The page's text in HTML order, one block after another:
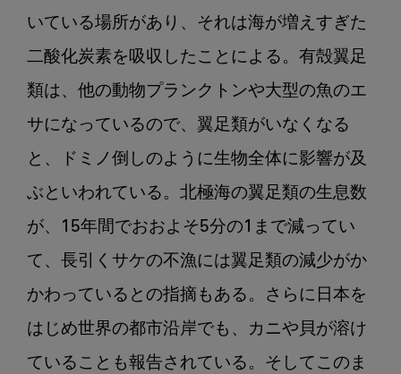
いている場所があり、それは海が増えすぎた
二酸化炭素を吸収したことによる。有殻翼足
類は、他の動物プランクトンや大型の魚のエ
サになっているので、翼足類がいなくなる
と、ドミノ倒しのように生物全体に影響が及
ぶといわれている。北極海の翼足類の生息数
が、15年間でおおよそ5分の1まで減ってい
て、長引くサケの不漁には翼足類の減少がか
かわっているとの指摘もある。さらに日本を
はじめ世界の都市沿岸でも、カニや貝が溶け
ていることも報告されている。そしてこのま